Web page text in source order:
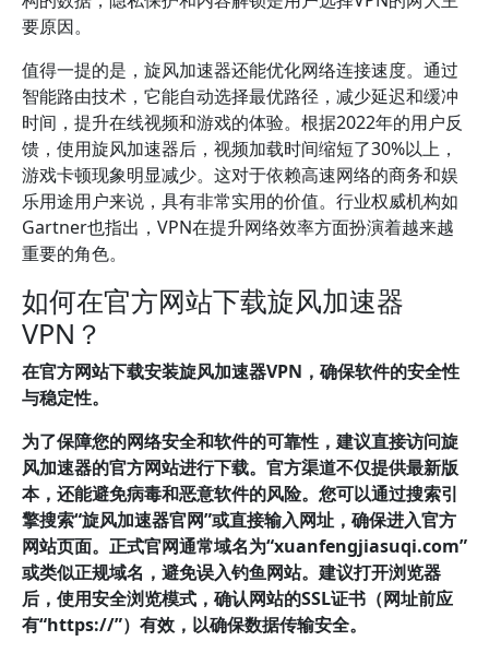
要原因。
值得一提的是，旋风加速器还能优化网络连接速度。通过
智能路由技术，它能自动选择最优路径，减少延迟和缓冲
时间，提升在线视频和游戏的体验。根据2022年的用户反
馈，使用旋风加速器后，视频加载时间缩短了30%以上，
游戏卡顿现象明显减少。这对于依赖高速网络的商务和娱
乐用途用户来说，具有非常实用的价值。行业权威机构如
Gartner也指出，VPN在提升网络效率方面扮演着越来越
重要的角色。
如何在官方网站下载旋风加速器
VPN？
在官方网站下载安装旋风加速器VPN，确保软件的安全性
与稳定性。
为了保障您的网络安全和软件的可靠性，建议直接访问旋
风加速器的官方网站进行下载。官方渠道不仅提供最新版
本，还能避免病毒和恶意软件的风险。您可以通过搜索引
擎搜索“旋风加速器官网”或直接输入网址，确保进入官方
网站页面。正式官网通常域名为“xuanfengjiasuqi.com”
或类似正规域名，避免误入钓鱼网站。建议打开浏览器
后，使用安全浏览模式，确认网站的SSL证书（网址前应
有“https://”）有效，以确保数据传输安全。